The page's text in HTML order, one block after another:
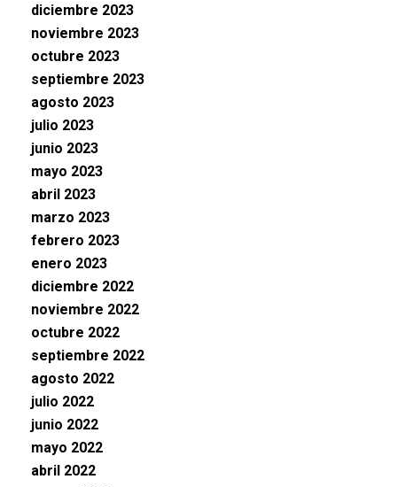
diciembre 2023
noviembre 2023
octubre 2023
septiembre 2023
agosto 2023
julio 2023
junio 2023
mayo 2023
abril 2023
marzo 2023
febrero 2023
enero 2023
diciembre 2022
noviembre 2022
octubre 2022
septiembre 2022
agosto 2022
julio 2022
junio 2022
mayo 2022
abril 2022